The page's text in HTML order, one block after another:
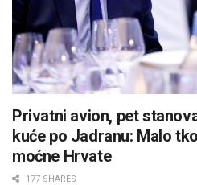
Privatni avion, pet
kuće po Jadranu: Malo
moćne Hrvate
177 SHARES